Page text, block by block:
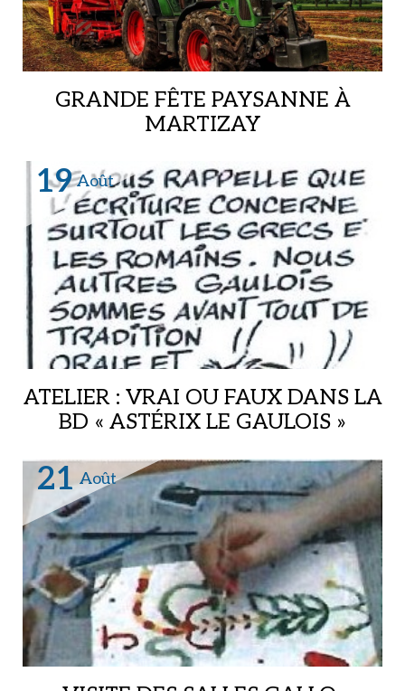
GRANDE FÊTE PAYSANNE À
MARTIZAY
19 Août
ATELIER : VRAI OU FAUX DANS LA
BD « ASTÉRIX LE GAULOIS »
Musée archéologique,
21 Août